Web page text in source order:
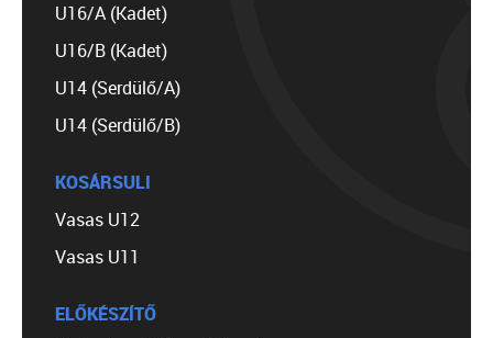
U16/A (Kadet)
U16/B (Kadet)
U14 (Serdülő/A)
U14 (Serdülő/B)
KOSÁRSULI
Vasas U12
Vasas U11
ELŐKÉSZÍTŐ